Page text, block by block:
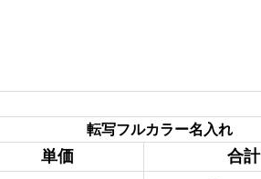
転写フルカラー名入れ
単価 合計